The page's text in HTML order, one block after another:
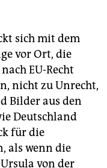
sich mit dem
vor Ort, die
EU-Recht
nicht zu Unrecht,
Bilder aus den
Deutschland
für die
als wenn die
von der